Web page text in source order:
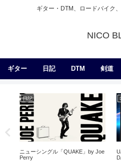
ギター・DTM、ロードバイク
NICO
ギター 日記 DTM 剣道
日記
ニューシングル「QUAKE」by Joe
Perry